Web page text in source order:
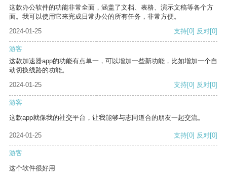
这款办公软件的功能非常全面，涵盖了文档、表格、演示文稿等各个方
面。我可以使用它来完成日常办公的所有任务，非常方便。
2024-01-25
支持[0] 反对[0]
游客
这款加速器app的功能有点单一，可以增加一些新功能，比如增加一个自
动切换线路的功能。
2024-01-25
支持[0] 反对[0]
游客
这款app就像我的社交平台，让我能够与志同道合的朋友一起交流。
2024-01-25 支持[0] 反对[0]
游客
这个软件很好用